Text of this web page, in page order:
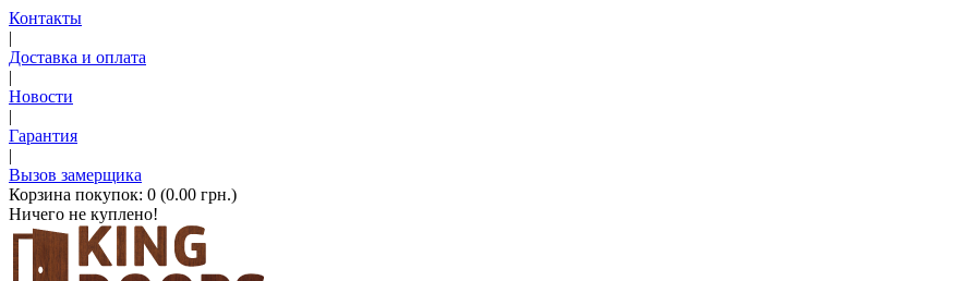
Контакты
|
Доставка и оплата
|
Новости
|
Гарантия
|
Вызов замерщика
Корзина покупок: 0 (0.00 грн.)
Ничего не куплено!